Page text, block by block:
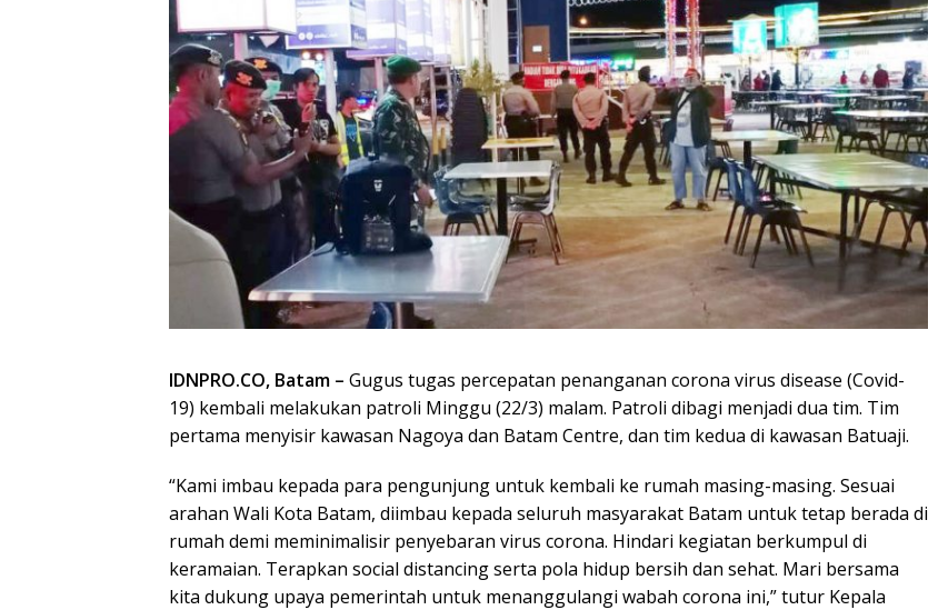
IDNPRO.CO, Batam – Gugus tugas percepatan penanganan corona virus disease (Covid-
19) kembali melakukan patroli Minggu (22/3) malam. Patroli dibagi menjadi dua tim. Tim
pertama menyisir kawasan Nagoya dan Batam Centre, dan tim kedua di kawasan Batuaji.
“Kami imbau kepada para pengunjung untuk kembali ke rumah masing-masing. Sesuai
arahan Wali Kota Batam, diimbau kepada seluruh masyarakat Batam untuk tetap berada di
rumah demi meminimalisir penyebaran virus corona. Hindari kegiatan berkumpul di
keramaian. Terapkan social distancing serta pola hidup bersih dan sehat. Mari bersama
kita dukung upaya pemerintah untuk menanggulangi wabah corona ini,” tutur Kepala